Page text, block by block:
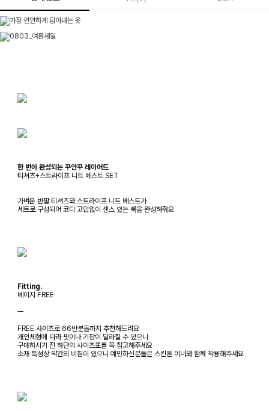
한 번에 완성되는 꾸안꾸 레이어드
티셔츠+스트라이프 니트 베스트 SET
가벼운 반팔 티셔츠와 스트라이프 니트 베스트가
세트로 구성되어 코디 고민없이 센스 있는 룩을 완성해줘요
Fitting.
베이지 FREE
ㅡ
FREE 사이즈로 66반분들까지 추천해드려요
개인체형에 따라 핏이나 기장이 달라질 수 있으니
구매하시기 전 하단의 사이즈표를 꼭 참고해주세요
소재 특성상 약간의 비침이 있으니 예민하신분들은 스킨톤 이너와 함께 착용해주세요